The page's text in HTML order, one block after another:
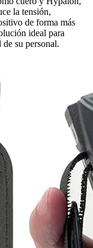
la tensión,
de forma más
ideal para
su personal.